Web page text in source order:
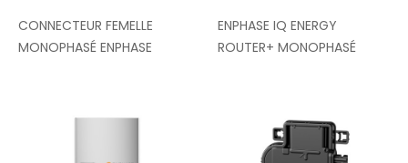
CONNECTEUR FEMELLE
MONOPHASÉ ENPHASE
ENPHASE IQ ENERGY
ROUTER+ MONOPHASÉ